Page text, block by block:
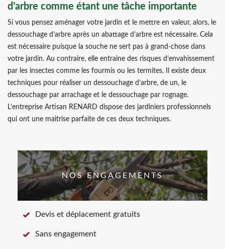
d’arbre comme étant une tâche importante
Si vous pensez aménager votre jardin et le mettre en valeur, alors, le
dessouchage d’arbre après un abattage d’arbre est nécessaire. Cela
est nécessaire puisque la souche ne sert pas à grand-chose dans
votre jardin. Au contraire, elle entraine des risques d’envahissement
par les insectes comme les fourmis ou les termites. Il existe deux
techniques pour réaliser un dessouchage d’arbre, de un, le
dessouchage par arrachage et le dessouchage par rognage.
L’entreprise Artisan RENARD dispose des jardiniers professionnels
qui ont une maitrise parfaite de ces deux techniques.
NOS ENGAGEMENTS
Devis et déplacement gratuits
Sans engagement